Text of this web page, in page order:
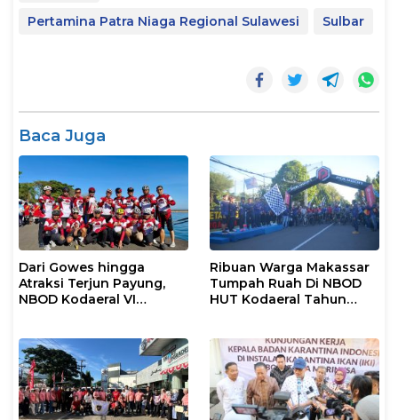
Pertamina Patra Niaga Regional Sulawesi
Sulbar
Baca Juga
Dari Gowes hingga
Atraksi Terjun Payung,
NBOD Kodaeral VI
Ribuan Warga Makassar
Tumpah Ruah Di NBOD
HUT Kodaeral Tahun